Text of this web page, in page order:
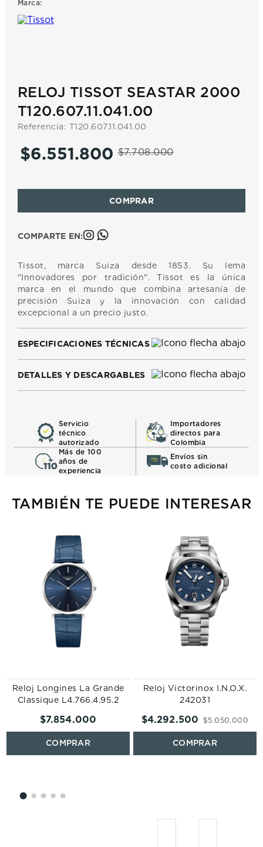
Marca:
RELOJ TISSOT SEASTAR 2000
T120.607.11.041.00
Referencia: T120.607.11.041.00
$7.708.000
$6.551.800
COMPARTE EN:
Tissot, marca Suiza desde 1853. Su lema
"Innovadores por tradición". Tissot es la única
marca en el mundo que combina artesanía de
precisión Suiza y la innovación con calidad
excepcional a un precio justo.
ESPECIFICACIONES TÉCNICAS
DETALLES Y DESCARGABLES
Servicio
técnico
autorizado
Importadores
directos para
Colombia
Más de 100
años de
experiencia
Envíos sin
costo adicional
TAMBIÉN TE PUEDE INTERESAR
Reloj Longines La Grande
Classique L4.766.4.95.2
$7.854.000
Reloj Victorinox I.N.O.X.
242031
$5.050.000
$4.292.500